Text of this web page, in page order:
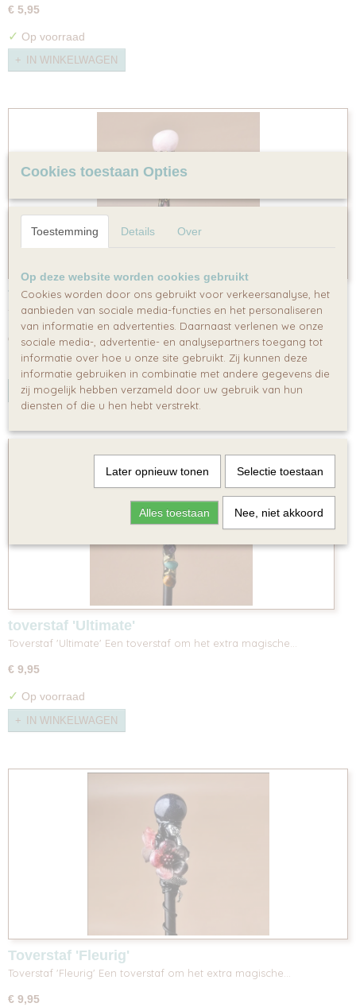
€ 5,95
✓ Op voorraad
IN WINKELWAGEN
Toverstaf 'Maximaal'
Toverstaf 'Maximaal' Een toverstaf om het extra magische…
€ 7,95
IN WINKELWAGEN
toverstaf 'Ultimate'
Toverstaf 'Ultimate' Een toverstaf om het extra magische…
€ 9,95
✓ Op voorraad
IN WINKELWAGEN
Toverstaf 'Fleurig'
Toverstaf 'Fleurig' Een toverstaf om het extra magische…
€ 9,95
Cookies toestaan Opties
Toestemming Details Over
Op deze website worden cookies gebruikt
Cookies worden door ons gebruikt voor verkeersanalyse, het
aanbieden van sociale media-functies en het personaliseren
van informatie en advertenties. Daarnaast verlenen we onze
sociale media-, advertentie- en analysepartners toegang tot
informatie over hoe u onze site gebruikt. Zij kunnen deze
informatie gebruiken in combinatie met andere gegevens die
zij mogelijk hebben verzameld door uw gebruik van hun
diensten of die u hen hebt verstrekt.
Later opnieuw tonen Selectie toestaan
Alles toestaan Nee, niet akkoord